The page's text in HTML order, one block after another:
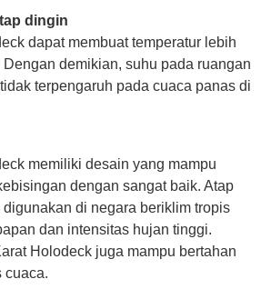
dingin
dapat membuat temperatur lebih
demikian, suhu pada ruangan
terpengaruh pada cuaca panas di
memiliki desain yang mampu
dengan sangat baik. Atap
di negara beriklim tropis
dan intensitas hujan tinggi.
Holodeck juga mampu bertahan
cuaca.